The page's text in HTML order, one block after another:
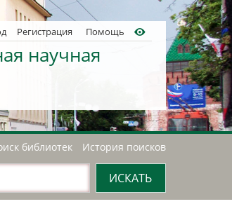
Регистрация Помощь
научная
библиотек История поисков